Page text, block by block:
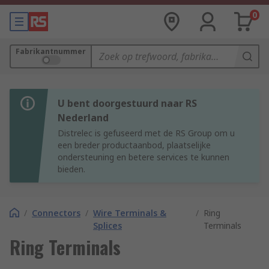
0
Fabrikantnummer
U bent doorgestuurd naar RS
Nederland
Distrelec is gefuseerd met de RS Group om u
een breder productaanbod, plaatselijke
ondersteuning en betere services te kunnen
bieden.
/ Connectors / Wire Terminals &
Splices
/ Ring
Terminals
Ring Terminals